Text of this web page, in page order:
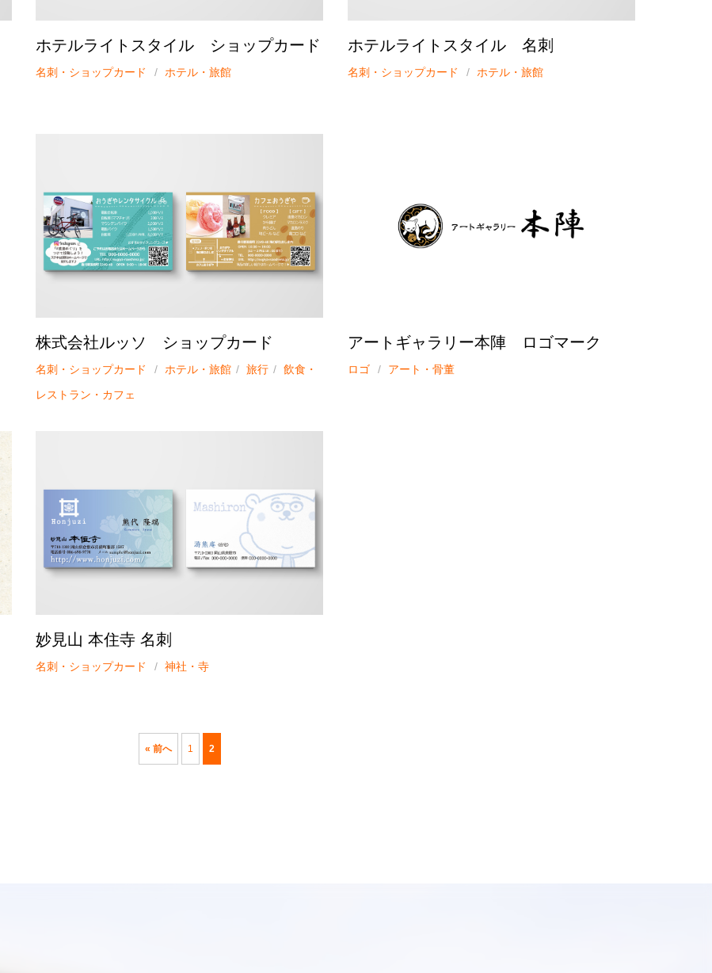
ホテルライトスタイル ショップカード
名刺・ショップカード ホテル・旅館
ホテルライトスタイル 名刺
名刺・ショップカード ホテル・旅館
株式会社ルッソ ショップカード
名刺・ショップカード ホテル・旅館 旅行
飲食・
レストラン・カフェ
アートギャラリー本陣 ロゴマーク
ロゴ アート・骨董
妙見山 本住寺 名刺
名刺・ショップカード 神社・寺
« 前へ 1 2